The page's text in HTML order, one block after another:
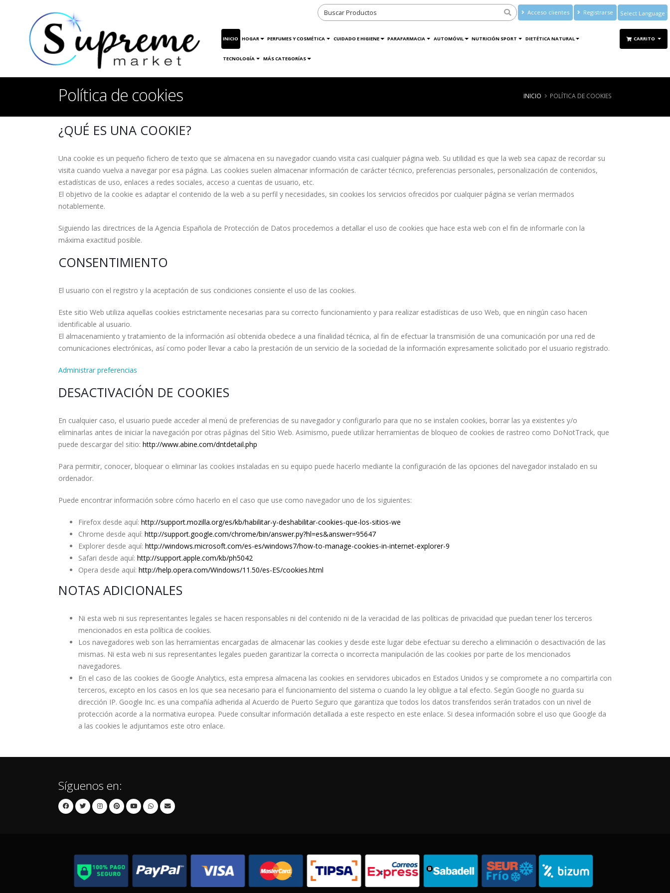
Acceso clientes Registrarse
Translate
INICIO HOGAR PERFUMES Y COSMÉTICA CUIDADO E HIGIENE PARAFARMACIA AUTOMÓVIL NUTRICIÓN SPORT DIETÉTICA NATURAL
TECNOLOGÍA MÁS CATEGORÍAS
CARRITO
Política de cookies INICIO POLÍTICA DE COOKIES
¿QUÉ ES UNA COOKIE?
Una cookie es un pequeño fichero de texto que se almacena en su navegador cuando visita casi cualquier página web. Su utilidad es que la web sea capaz de recordar su
visita cuando vuelva a navegar por esa página. Las cookies suelen almacenar información de carácter técnico, preferencias personales, personalización de contenidos,
estadísticas de uso, enlaces a redes sociales, acceso a cuentas de usuario, etc.
El objetivo de la cookie es adaptar el contenido de la web a su perfil y necesidades, sin cookies los servicios ofrecidos por cualquier página se verían mermados
notablemente.
Siguiendo las directrices de la Agencia Española de Protección de Datos procedemos a detallar el uso de cookies que hace esta web con el fin de informarle con la
máxima exactitud posible.
CONSENTIMIENTO
El usuario con el registro y la aceptación de sus condiciones consiente el uso de las cookies.
Este sitio Web utiliza aquellas cookies estrictamente necesarias para su correcto funcionamiento y para realizar estadísticas de uso Web, que en ningún caso hacen
identificable al usuario.
El almacenamiento y tratamiento de la información así obtenida obedece a una finalidad técnica, al fin de efectuar la transmisión de una comunicación por una red de
comunicaciones electrónicas, así como poder llevar a cabo la prestación de un servicio de la sociedad de la información expresamente solicitado por el usuario registrado.
Administrar preferencias
DESACTIVACIÓN DE COOKIES
En cualquier caso, el usuario puede acceder al menú de preferencias de su navegador y configurarlo para que no se instalen cookies, borrar las ya existentes y/o
eliminarlas antes de iniciar la navegación por otras páginas del Sitio Web. Asimismo, puede utilizar herramientas de bloqueo de cookies de rastreo como DoNotTrack, que
puede descargar del sitio: http://www.abine.com/dntdetail.php
Para permitir, conocer, bloquear o eliminar las cookies instaladas en su equipo puede hacerlo mediante la configuración de las opciones del navegador instalado en su
ordenador.
Puede encontrar información sobre cómo hacerlo en el caso que use como navegador uno de los siguientes:
Firefox desde aquí: http://support.mozilla.org/es/kb/habilitar-y-deshabilitar-cookies-que-los-sitios-we
Chrome desde aquí: http://support.google.com/chrome/bin/answer.py?hl=es&answer=95647
Explorer desde aquí: http://windows.microsoft.com/es-es/windows7/how-to-manage-cookies-in-internet-explorer-9
Safari desde aquí: http://support.apple.com/kb/ph5042
Opera desde aquí: http://help.opera.com/Windows/11.50/es-ES/cookies.html
NOTAS ADICIONALES
Ni esta web ni sus representantes legales se hacen responsables ni del contenido ni de la veracidad de las políticas de privacidad que puedan tener los terceros
mencionados en esta política de cookies.
Los navegadores web son las herramientas encargadas de almacenar las cookies y desde este lugar debe efectuar su derecho a eliminación o desactivación de las
mismas. Ni esta web ni sus representantes legales pueden garantizar la correcta o incorrecta manipulación de las cookies por parte de los mencionados
navegadores.
En el caso de las cookies de Google Analytics, esta empresa almacena las cookies en servidores ubicados en Estados Unidos y se compromete a no compartirla con
terceros, excepto en los casos en los que sea necesario para el funcionamiento del sistema o cuando la ley obligue a tal efecto. Según Google no guarda su
dirección IP. Google Inc. es una compañía adherida al Acuerdo de Puerto Seguro que garantiza que todos los datos transferidos serán tratados con un nivel de
protección acorde a la normativa europea. Puede consultar información detallada a este respecto en este enlace. Si desea información sobre el uso que Google da
a las cookies le adjuntamos este otro enlace.
Síguenos en: